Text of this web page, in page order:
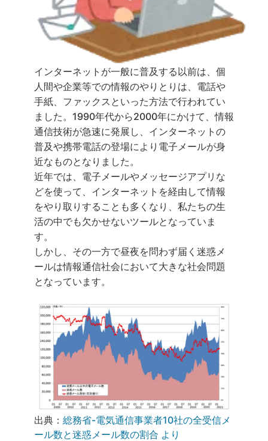
インターネットが一般に普及する以前は、個
人間や企業等での情報のやりとりは、電話や
手紙、ファックスといった方法で行われてい
ました。1990年代から2000年にかけて、情報
通信技術が急速に発展し、インターネットの
普及や携帯電話の登場により電子メールが身
近なものとなりました。
近年では、電子メールやメッセージアプリな
どを使って、インターネットを経由して情報
をやり取りすることも多くなり、私たちの生
活の中でも欠かせないツールとなっていま
す。
しかし、その一方で昼夜を問わず届く迷惑メ
ールは情報通信社会において大きな社会問題
となっています。
出典： 総務省-電気通信事業者10社の全受信メ
ール数と迷惑メール数の割合 より